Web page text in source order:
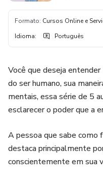
Formato: Cursos Online e
Idioma: Português
Você que deseja
do ser humano, sua
mentais, essa série de 5
esclarecer o poder que a
A pessoa que sabe como
destaca principalmente
conscientemente em sua